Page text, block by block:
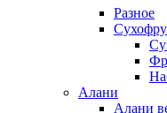
Разное
Алани
Алани